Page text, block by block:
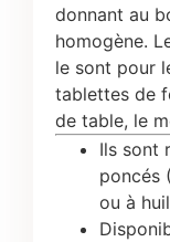
donnant au
homogène.
le sont pour
tablettes de
de table, le
Ils sont
poncés
ou à